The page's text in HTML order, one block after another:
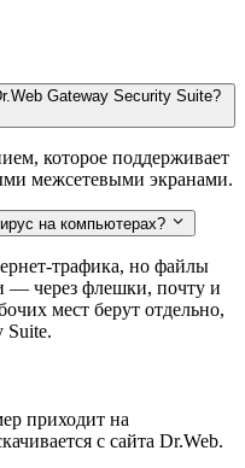
Gateway Security Suite?
которое поддерживает
межсетевыми экранами.
на компьютерах?
трафика, но файлы
— через флешки, почту и
мест берут отдельно,
Suite.
приходит на
с сайта Dr.Web.